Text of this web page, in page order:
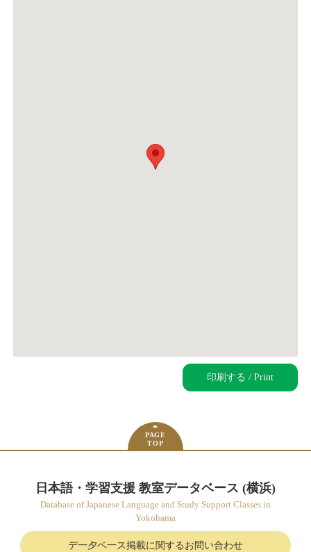
印刷する / Print
PAGE
TOP
日本語・学習支援 教室データベース (横浜)
Database of Japanese Language and Study Support Classes in
Yokohama
デ一夕ベ一ス掲載に関するお問い合わせ